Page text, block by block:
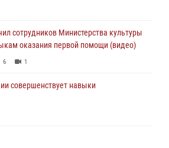
области отмечают 35-летие дежурной
сотрудников Министерства культуры
оказания первой помощи (видео)
6 1
совершенствует навыки